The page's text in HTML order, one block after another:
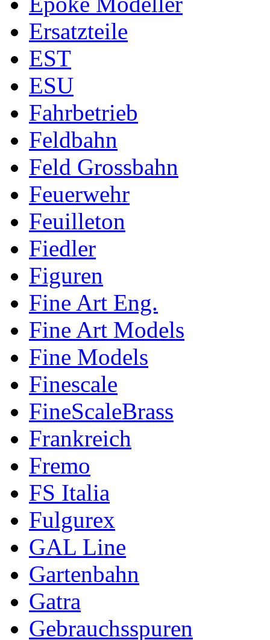
Ersatzteile
EST
ESU
Fahrbetrieb
Feldbahn
Feld Grossbahn
Feuerwehr
Feuilleton
Fiedler
Figuren
Fine Art Eng.
Fine Art Models
Fine Models
Finescale
FineScaleBrass
Frankreich
Fremo
FS Italia
Fulgurex
GAL Line
Gartenbahn
Gatra
Gebrauchsspuren